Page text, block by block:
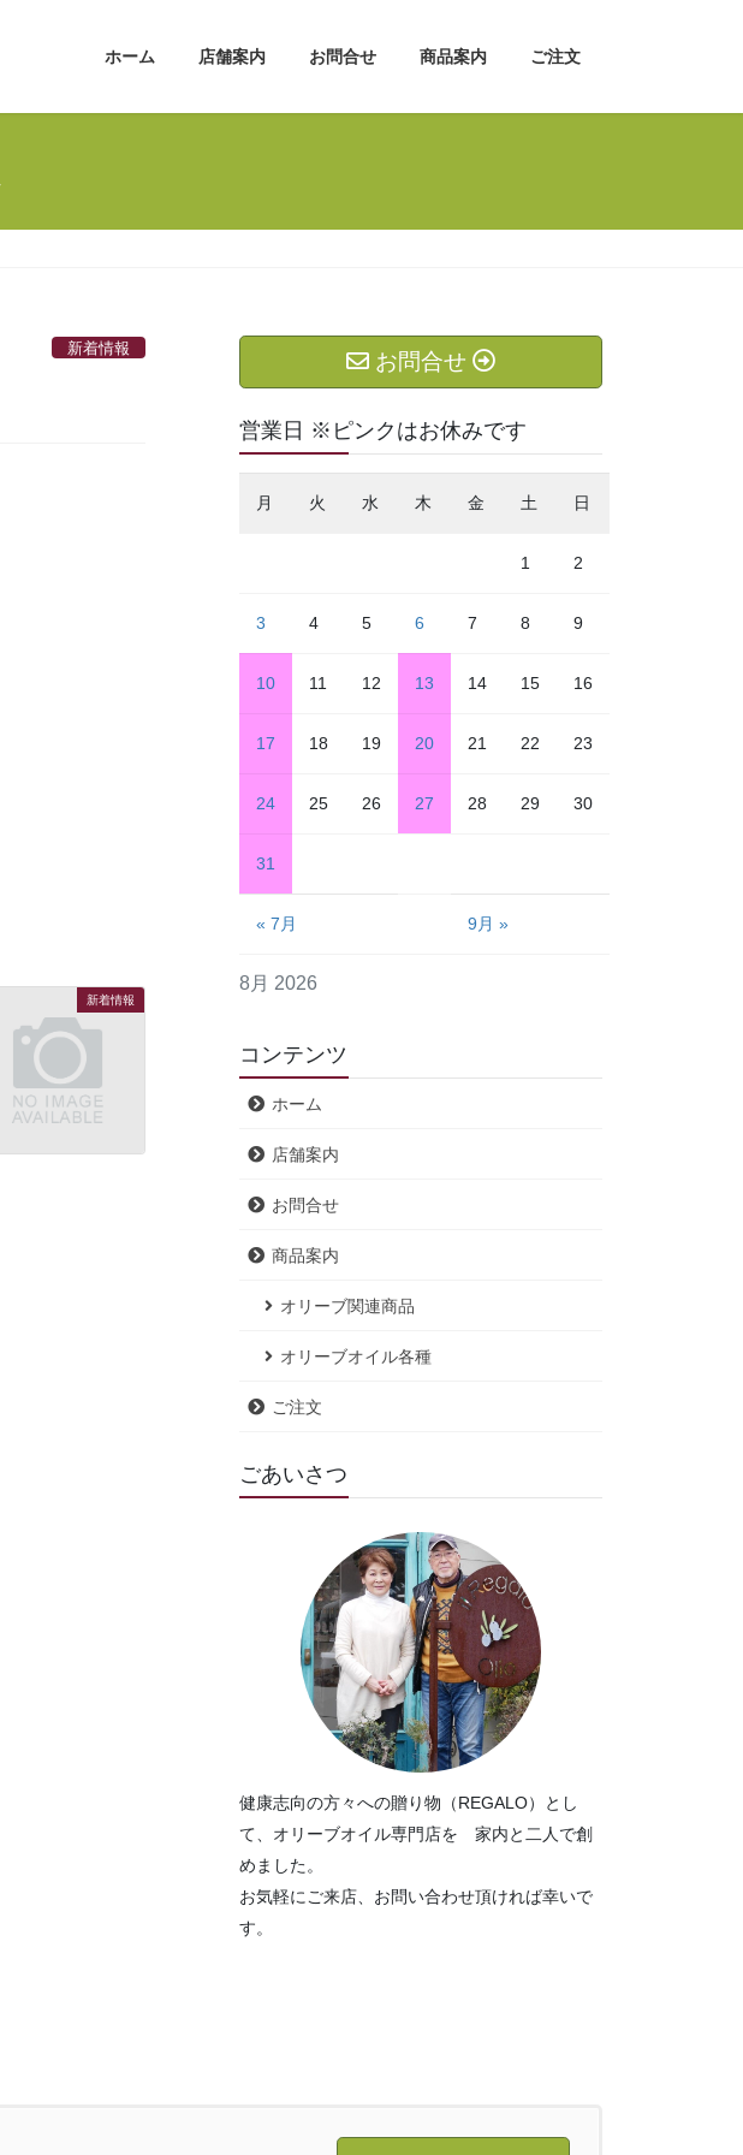
ホーム 店舗案内 お問合せ 商品案内 ご注文
新着情報
新着情報
お問合せ
営業日 ※ピンクはお休みです
8月 2026
月 火 水 木 金 土 日
1 2
3 4 5 6 7 8 9
10 11 12 13 14 15 16
17 18 19 20 21 22 23
24 25 26 27 28 29 30
31
« 7月 9月 »
コンテンツ
ホーム
店舗案内
お問合せ
商品案内
オリーブ関連商品
オリーブオイル各種
ご注文
ごあいさつ
健康志向の方々への贈り物（REGALO）とし
て、オリーブオイル専門店を 家内と二人で創
めました。
お気軽にご来店、お問い合わせ頂ければ幸いで
す。